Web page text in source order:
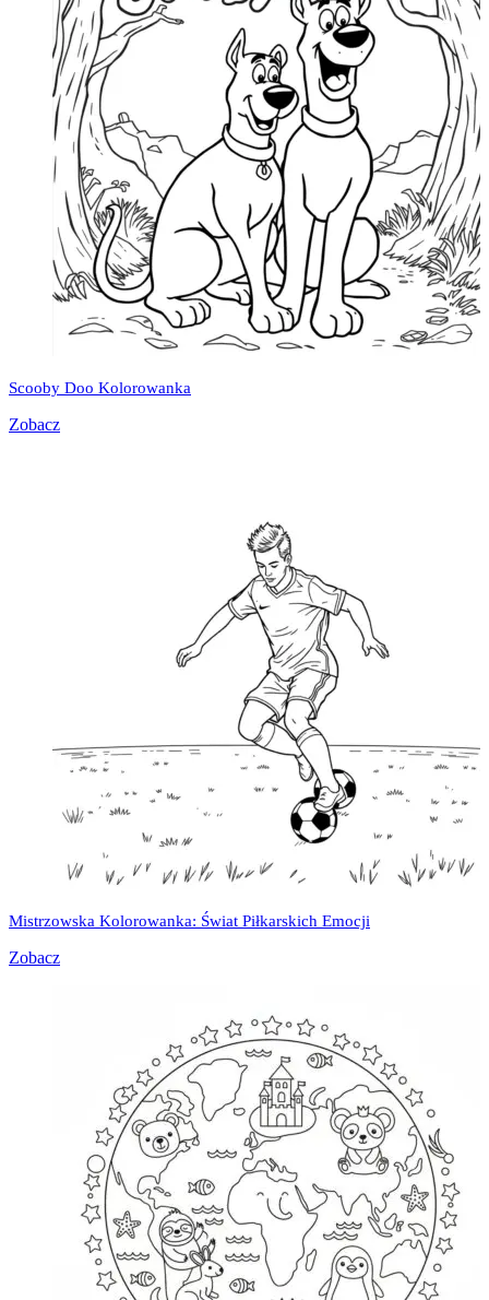
Scooby Doo Kolorowanka
Zobacz
Mistrzowska Kolorowanka: Świat Piłkarskich Emocji
Zobacz